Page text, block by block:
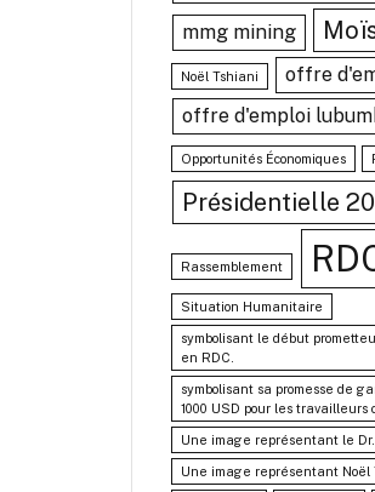
mmg mining
Noël Tshiani
offre
offre d'emploi
Opportunités Économiques
Présidentielle
Rassemblement
Situation Humanitaire
symbolisant le début
en RDC.
symbolisant sa promesse de
1000 USD pour les travailleurs
Une image représentant le
Une image représentant Noël